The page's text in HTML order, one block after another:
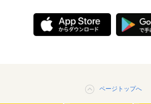
ページトップへ